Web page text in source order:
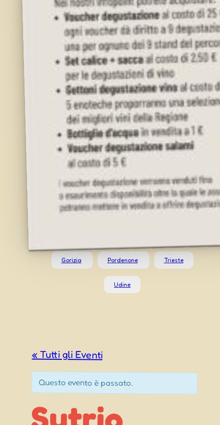
Gorizia Pordenone Trieste
Udine
« Tutti gli Eventi
Questo evento è passato.